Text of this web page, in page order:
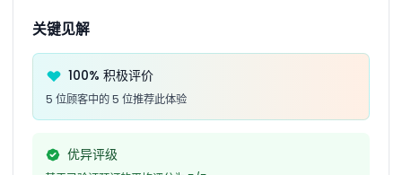
关键见解
100% 积极评价
5 位顾客中的 5 位推荐此体验
优异评级